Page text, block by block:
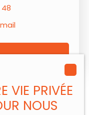
48
VIE PRIVÉE
NOUS